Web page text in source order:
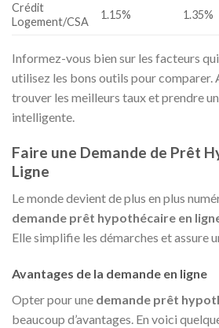
Crédit
Logement/CSA
1.15% 1.35%
Informez-vous bien sur les facteurs
utilisez les bons outils pour comparer.
trouver les meilleurs taux et prendre
intelligente.
Faire une Demande de Prêt
Ligne
Le monde devient de plus en plus
demande prêt hypothécaire en
Elle simplifie les démarches et assure
Avantages de la demande en ligne
Opter pour une demande prêt
beaucoup d’avantages. En voici